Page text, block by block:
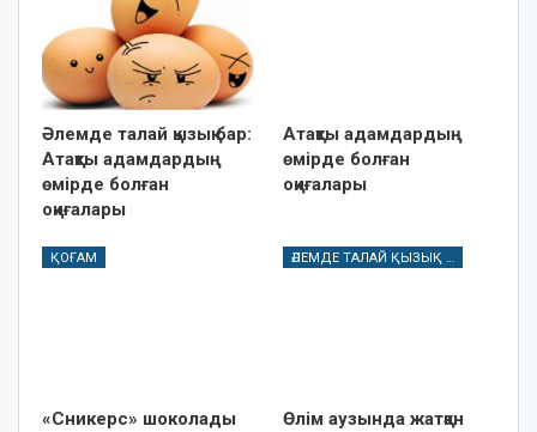
Әлемде талай қызық бар:
Атақты адамдардың
өмірде болған
оқиғалары
Атақты адамдардың
өмірде болған
оқиғалары
ҚОҒАМ
«Сникерс» шоколады
ӘЛЕМДЕ ТАЛАЙ ҚЫЗЫҚ БАР
Өлім аузында жатқан